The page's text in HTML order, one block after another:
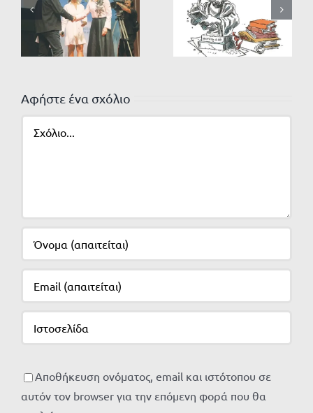
Αφήστε ένα σχόλιο
Αποθήκευση ονόματος, email και ιστότοπου σε
αυτόν τον browser για την επόμενη φορά που θα